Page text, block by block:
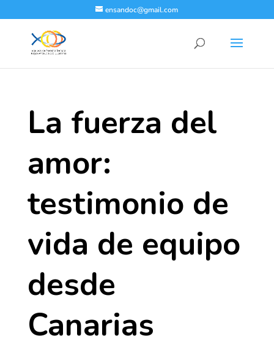
ensandoc@gmail.com
La fuerza del
amor:
testimonio de
vida de equipo
desde
Canarias